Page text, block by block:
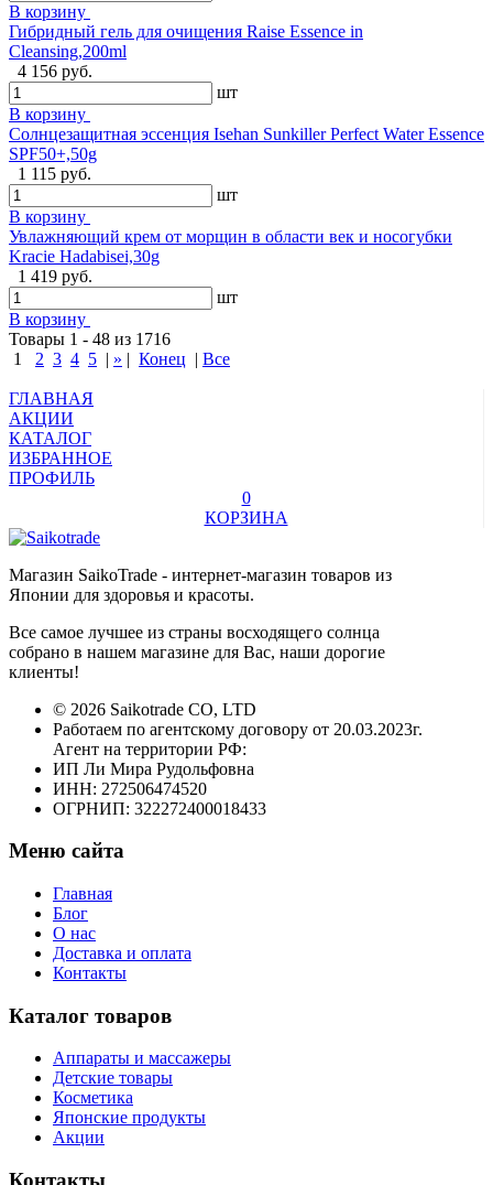
В корзину
Гибридный гель для очищения Raise Essence in
Cleansing,200ml
4 156 руб.
шт
В корзину
Солнцезащитная эссенция Isehan Sunkiller Perfect Water Essence
SPF50+,50g
1 115 руб.
шт
В корзину
Увлажняющий крем от морщин в области век и носогубки
Kracie Hadabisei,30g
1 419 руб.
шт
В корзину
Товары 1 - 48 из 1716
1
2 3 4 5 | » | Конец | Все
ГЛАВНАЯ
АКЦИИ
КАТАЛОГ
ИЗБРАННОЕ
ПРОФИЛЬ
0
КОРЗИНА
Магазин SaikoTrade - интернет-магазин товаров из
Японии для здоровья и красоты.
Все самое лучшее из страны восходящего солнца
собрано в нашем магазине для Вас, наши дорогие
клиенты!
© 2026 Saikotrade CO, LTD
Работаем по агентскому договору от 20.03.2023г.
Агент на территории РФ:
ИП Ли Мира Рудольфовна
ИНН: 272506474520
ОГРНИП: 322272400018433
Меню сайта
Главная
Блог
О нас
Доставка и оплата
Контакты
Каталог товаров
Аппараты и массажеры
Детские товары
Косметика
Японские продукты
Акции
Контакты